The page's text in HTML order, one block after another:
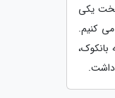
یکی
کنیم.
بانکوک،
داشت.